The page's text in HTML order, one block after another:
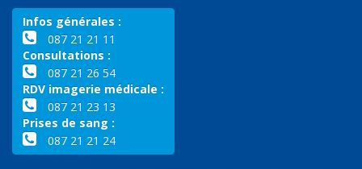
Infos générales :
087 21 21 11
Consultations :
087 21 26 54
RDV imagerie médicale :
087 21 23 13
Prises de sang :
087 21 21 24